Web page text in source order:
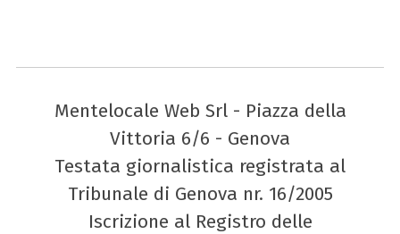
Mentelocale Web Srl - Piazza della
Vittoria 6/6 - Genova
Testata giornalistica registrata al
Tribunale di Genova nr. 16/2005
Iscrizione al Registro delle